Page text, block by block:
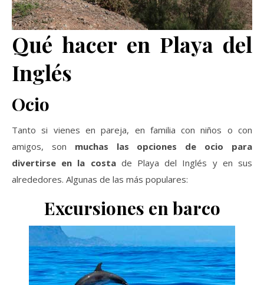
Qué hacer en Playa del
Inglés
Ocio
Tanto si vienes en pareja, en familia con niños o con
amigos, son muchas las opciones de ocio para
divertirse en la costade Playa del Inglés y en sus
alrededores. Algunas de las más populares:
Excursiones en barco